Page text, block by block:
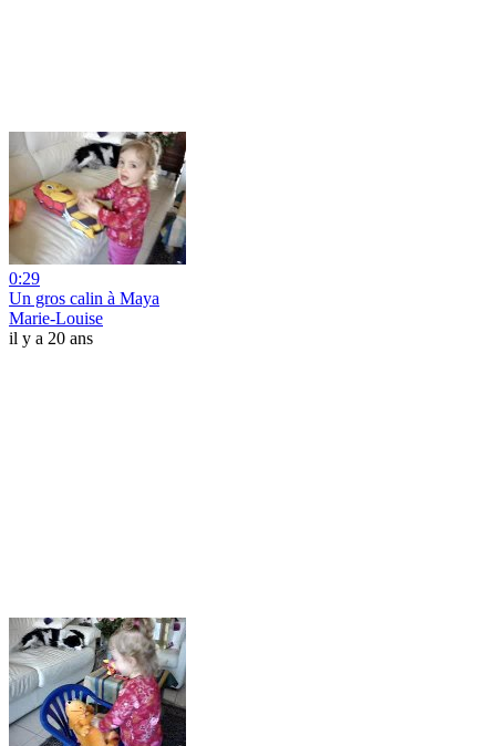
0:29
Un gros calin à Maya
Marie-Louise
il y a 20 ans